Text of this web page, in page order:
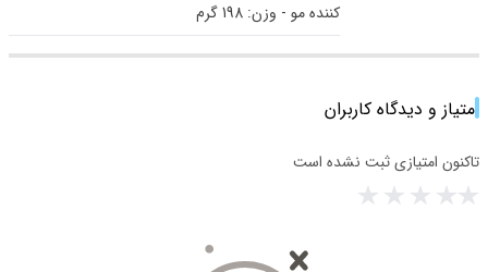
کننده مو - وزن: 198 گرم
امتیاز و دیدگاه کاربران
تاکنون امتیازی ثبت نشده است